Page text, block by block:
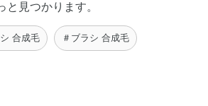
見つかります。
合成毛 ＃ブラシ 合成毛